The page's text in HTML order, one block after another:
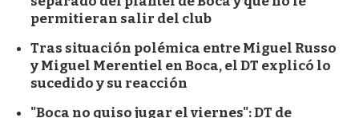
permitieran salir del club
Tras situación polémica entre Miguel Russo
y Miguel Merentiel en Boca, el DT explicó lo
sucedido y su reacción
"Boca no quiso jugar el viernes": DT de